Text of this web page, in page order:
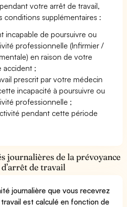
votre arrêt de travail,
conditions supplémentaires :
incapable de poursuivre ou
professionnelle (Infirmier /
en raison de votre
accident ;
prescrit par votre médecin
incapacité à poursuivre ou
professionnelle ;
pendant cette période
journalières de la prévoyance
de travail
journalière que vous recevrez
est calculé en fonction de